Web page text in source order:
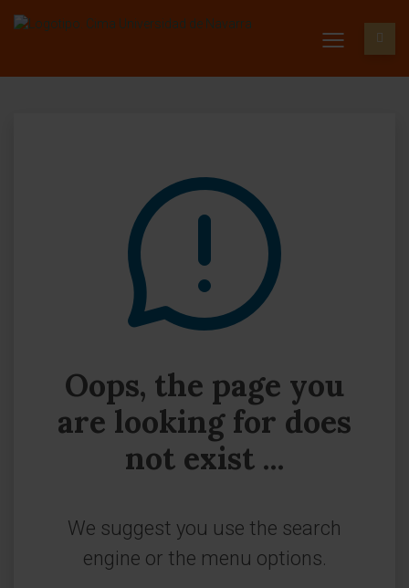
Oops, the page you
are looking for does
not exist ...
We suggest you use the search
engine or the menu options.